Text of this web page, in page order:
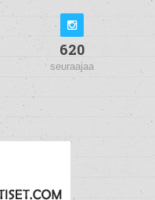
620
seuraajaa